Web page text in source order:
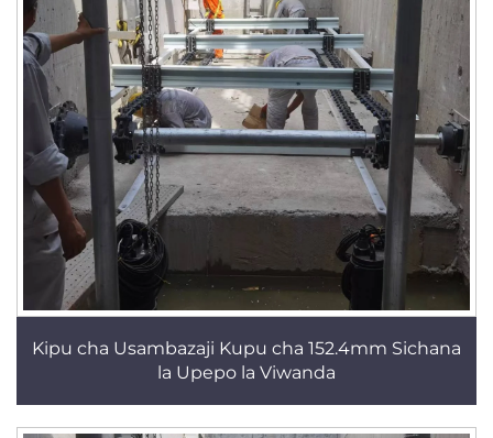
Kipu cha Usambazaji Kupu cha 152.4mm Sichana
la Upepo la Viwanda